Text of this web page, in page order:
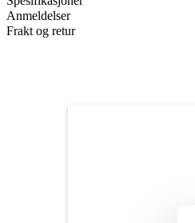
Anmeldelser
Frakt og retur